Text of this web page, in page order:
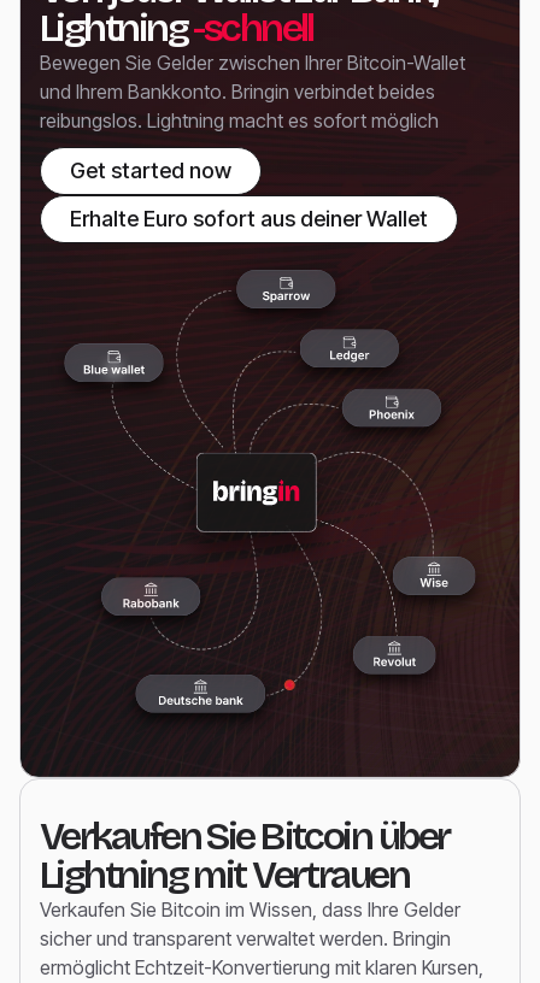
Lightning-schnell
Bewegen Sie Gelder zwischen Ihrer Bitcoin-Wallet
und Ihrem Bankkonto. Bringin verbindet beides
reibungslos. Lightning macht es sofort möglich
Get started now
Erhalte Euro sofort aus deiner Wallet
Verkaufen Sie Bitcoin über
Lightning mit Vertrauen
Verkaufen Sie Bitcoin im Wissen, dass Ihre Gelder
sicher und transparent verwaltet werden. Bringin
ermöglicht Echtzeit-Konvertierung mit klaren Kursen,